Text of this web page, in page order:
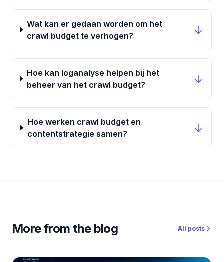
Wat kan er gedaan worden om het
crawl budget te verhogen?
Hoe kan loganalyse helpen bij het
beheer van het crawl budget?
Hoe werken crawl budget en
contentstrategie samen?
More from the blog All posts